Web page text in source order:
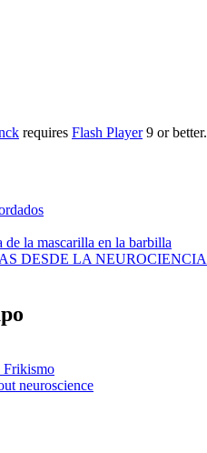
requires Flash Player9 or better.
de la mascarilla en la barbilla
DESDE LA NEUROCIENCIA
Frikismo
neuroscience